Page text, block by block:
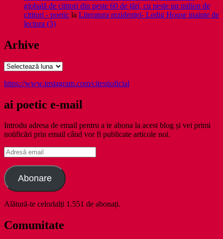
globală de cititori din peste 60 de țări, cu peste un milion de
cititori - poetic la Literatura rezidenţei- Ledig House inainte de
lectura (3)
Arhive
Arhive
https://www.instagram.com/citestioficial
ai poetic e-mail
Introdu adresa de email pentru a te abona la acest blog și vei primi
notificări prin email când vor fi publicate articole noi.
Adresă
email
Abonare
Alătură-te celorlalți 1.551 de abonați.
Comunitate